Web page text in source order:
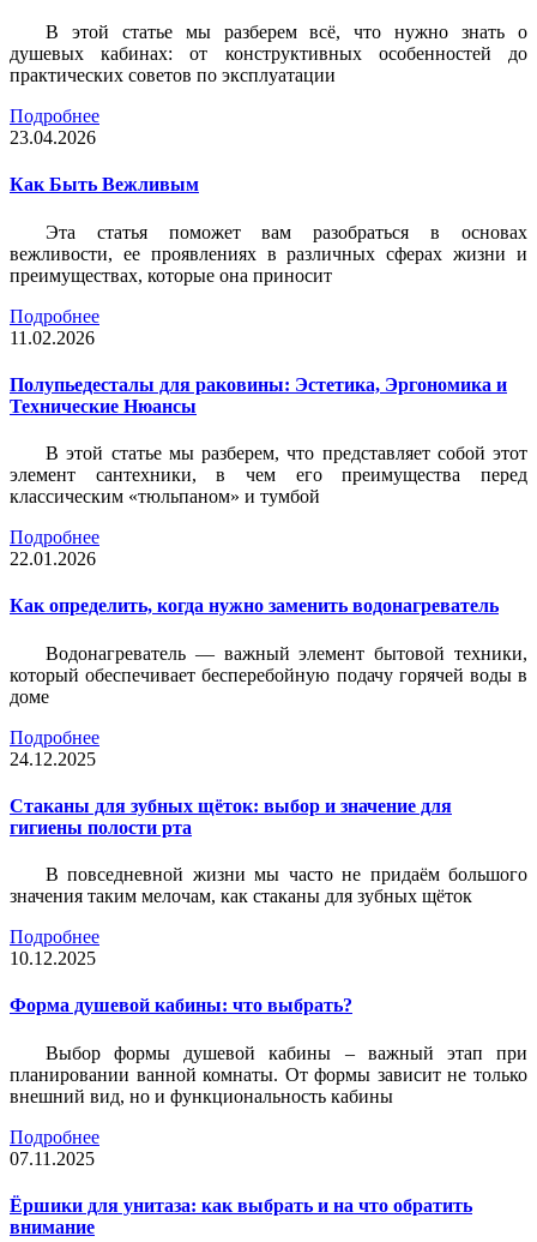
В этой статье мы разберем всё, что нужно знать о
душевых кабинах: от конструктивных особенностей до
практических советов по эксплуатации
Подробнее
23.04.2026
Как Быть Вежливым
Эта статья поможет вам разобраться в основах
вежливости, ее проявлениях в различных сферах жизни и
преимуществах, которые она приносит
Подробнее
11.02.2026
Полупьедесталы для раковины: Эстетика, Эргономика и
Технические Нюансы
В этой статье мы разберем, что представляет собой этот
элемент сантехники, в чем его преимущества перед
классическим «тюльпаном» и тумбой
Подробнее
22.01.2026
Как определить, когда нужно заменить водонагреватель
Водонагреватель — важный элемент бытовой техники,
который обеспечивает бесперебойную подачу горячей воды в
доме
Подробнее
24.12.2025
Стаканы для зубных щёток: выбор и значение для
гигиены полости рта
В повседневной жизни мы часто не придаём большого
значения таким мелочам, как стаканы для зубных щёток
Подробнее
10.12.2025
Форма душевой кабины: что выбрать?
Выбор формы душевой кабины – важный этап при
планировании ванной комнаты. От формы зависит не только
внешний вид, но и функциональность кабины
Подробнее
07.11.2025
Ёршики для унитаза: как выбрать и на что обратить
внимание